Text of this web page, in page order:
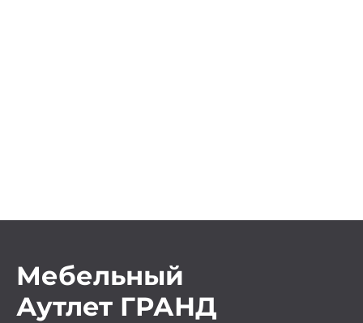
Мебельный
Аутлет ГРАНД